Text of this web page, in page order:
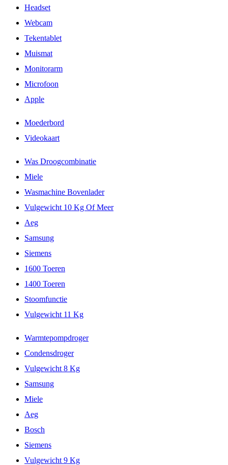
Headset
Webcam
Tekentablet
Muismat
Monitorarm
Microfoon
Apple
Moederbord
Videokaart
Was Droogcombinatie
Miele
Wasmachine Bovenlader
Vulgewicht 10 Kg Of Meer
Aeg
Samsung
Siemens
1600 Toeren
1400 Toeren
Stoomfunctie
Vulgewicht 11 Kg
Warmtepompdroger
Condensdroger
Vulgewicht 8 Kg
Samsung
Miele
Aeg
Bosch
Siemens
Vulgewicht 9 Kg